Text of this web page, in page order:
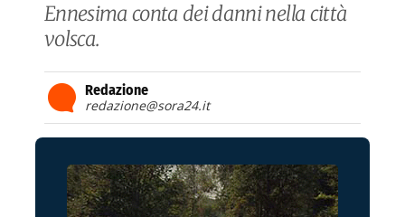
Ennesima conta dei danni nella città
volsca.
Redazione
redazione@sora24.it